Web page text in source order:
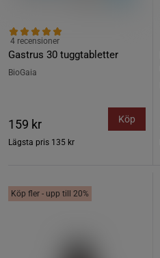
Gastrus 30 tuggtabletter
4 recensioner
BioGaia
159 kr
Lägsta pris 135 kr
Köp
Köp fler - upp till 20%